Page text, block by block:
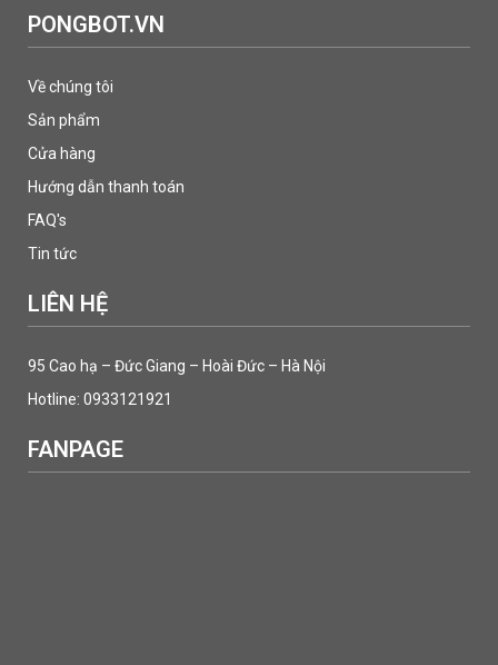
PONGBOT.VN
Về chúng tôi
Sản phẩm
Cửa hàng
Hướng dẫn thanh toán
FAQ's
Tin tức
LIÊN HỆ
95 Cao hạ – Đức Giang – Hoài Đức – Hà Nội
Hotline: 0933121921
FANPAGE